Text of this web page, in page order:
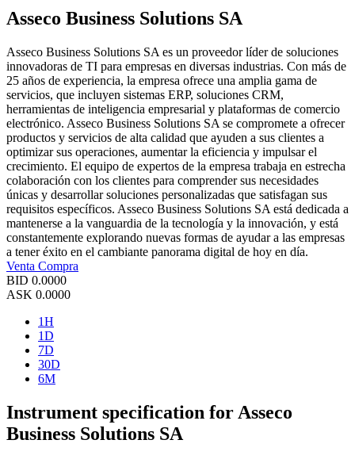
Asseco Business Solutions SA
Asseco Business Solutions SA es un proveedor líder de soluciones
innovadoras de TI para empresas en diversas industrias. Con más de
25 años de experiencia, la empresa ofrece una amplia gama de
servicios, que incluyen sistemas ERP, soluciones CRM,
herramientas de inteligencia empresarial y plataformas de comercio
electrónico. Asseco Business Solutions SA se compromete a ofrecer
productos y servicios de alta calidad que ayuden a sus clientes a
optimizar sus operaciones, aumentar la eficiencia y impulsar el
crecimiento. El equipo de expertos de la empresa trabaja en estrecha
colaboración con los clientes para comprender sus necesidades
únicas y desarrollar soluciones personalizadas que satisfagan sus
requisitos específicos. Asseco Business Solutions SA está dedicada a
mantenerse a la vanguardia de la tecnología y la innovación, y está
constantemente explorando nuevas formas de ayudar a las empresas
a tener éxito en el cambiante panorama digital de hoy en día.
Venta Compra
BID 0.0000
ASK 0.0000
1H
1D
7D
30D
6M
Instrument specification for Asseco
Business Solutions SA